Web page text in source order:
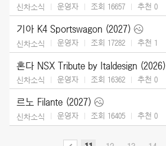
신차소식 운영자 조회 16657 추천 0
기아 K4 Sportswagon (2027)
신차소식 운영자 조회 17282 추천 1
혼다 NSX Tribute by Italdesign (2026)
신차소식 운영자 조회 16362 추천 0
르노 Filante (2027)
신차소식 운영자 조회 16405 추천 0